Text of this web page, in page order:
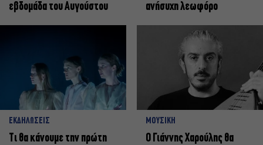
εβδομάδα του Αυγούστου
ανήσυχη λεωφόρο
ΕΚΔΗΛΩΣΕΙΣ
Τι θα κάνουμε την πρώτη
ΜΟΥΣΙΚΗ
Ο Γιάννης Χαρούλης θα